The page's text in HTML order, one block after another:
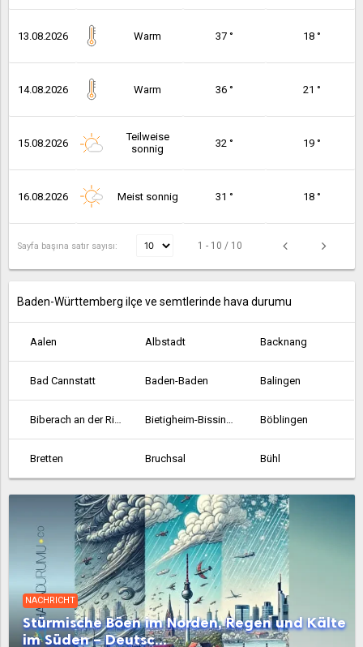
13.08.2026 Warm 37 ° 18 °
14.08.2026 Warm 36 ° 21 °
15.08.2026
Teilweise
sonnig
32 ° 19 °
16.08.2026 Meist sonnig 31 ° 18 °
Sayfa başına satır sayısı: 1 - 10 / 10
Baden-Württemberg ilçe ve semtlerinde hava durumu
Aalen Albstadt Backnang
Bad Cannstatt Baden-Baden Balingen
Biberach an der Riss Bietigheim-Bissingen Böblingen
Bretten Bruchsal Bühl
Crailsheim Durlach Ehingen
Emmendingen Esslingen am Neckar Ettlingen
Fellbach Feuerbach Filderstadt
Freiburg im Breisgau Friedrichshafen Gaggenau
NACHRICHT
Stürmische Böen im Norden, Regen und Kälte
im Süden – Deutsc...